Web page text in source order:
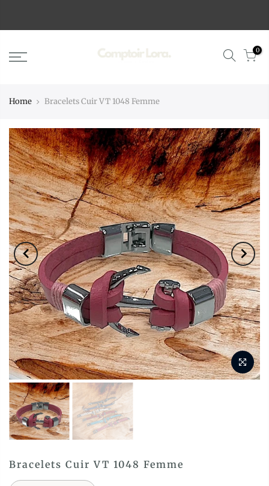
0
Home Bracelets Cuir VT 1048 Femme
Bracelets Cuir VT 1048 Femme